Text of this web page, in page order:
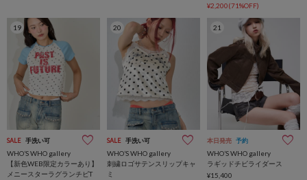
¥2,200(71%OFF)
19
SALE 手洗い可
WHO’S WHO gallery
【新色WEB限定カラーあり】
メニースターラグランチビT
20
SALE 手洗い可
WHO’S WHO gallery
刺繍ロゴサテンスリップキャ
ミ
21
本日発売 予約
WHO’S WHO gallery
ラギッドチビライダース
¥15,400